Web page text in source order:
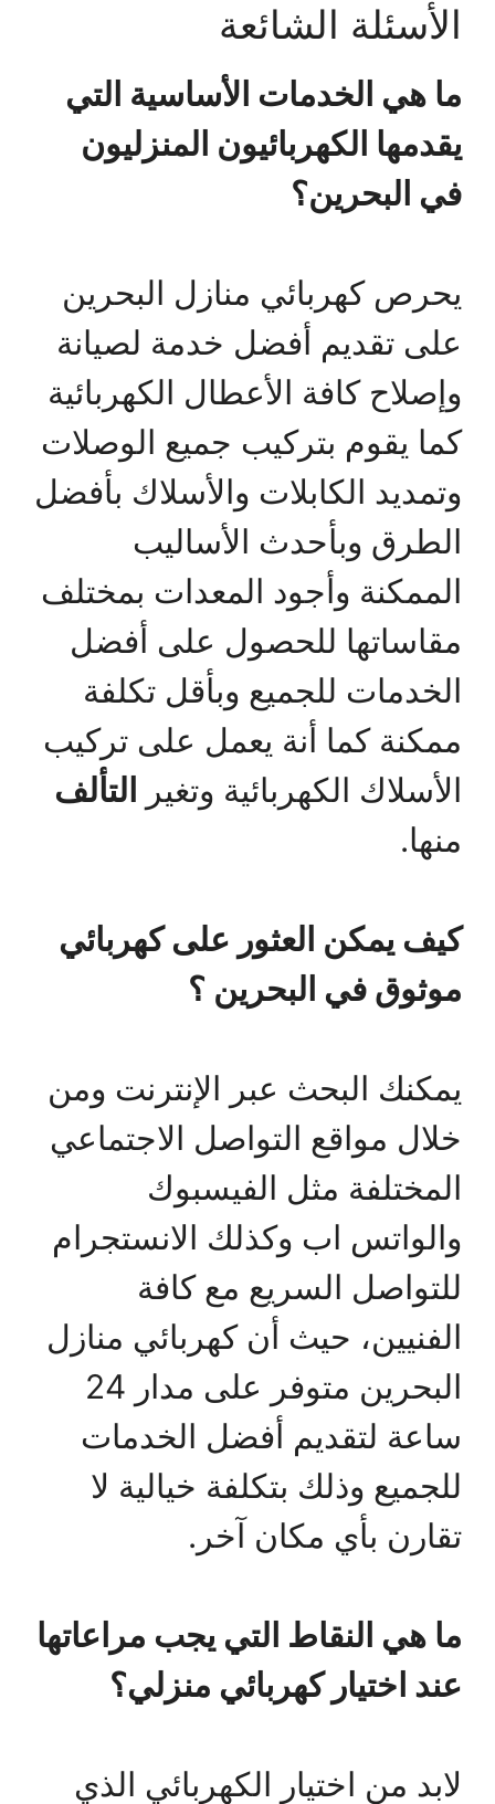
الأسئلة الشائعة
ما هي الخدمات الأساسية التي
يقدمها الكهربائيون المنزليون
في البحرين؟
يحرص كهربائي منازل البحرين
على تقديم أفضل خدمة لصيانة
وإصلاح كافة الأعطال الكهربائية
كما يقوم بتركيب جميع الوصلات
وتمديد الكابلات والأسلاك بأفضل
الطرق وبأحدث الأساليب
الممكنة وأجود المعدات بمختلف
مقاساتها للحصول على أفضل
الخدمات للجميع وبأقل تكلفة
ممكنة كما أنة يعمل على تركيب
الأسلاك الكهربائية وتغير
التألف
منها.
كيف يمكن العثور على كهربائي
موثوق في البحرين ؟
يمكنك البحث عبر الإنترنت ومن
خلال مواقع التواصل الاجتماعي
المختلفة مثل الفيسبوك
والواتس اب وكذلك الانستجرام
للتواصل السريع مع كافة
الفنيين، حيث أن كهربائي منازل
البحرين متوفر على مدار 24
ساعة لتقديم أفضل الخدمات
للجميع وذلك بتكلفة خيالية لا
تقارن بأي مكان آخر.
ما هي النقاط التي يجب مراعاتها
عند اختيار كهربائي منزلي؟
لابد من اختيار الكهربائي الذي